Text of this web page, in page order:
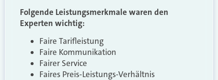
Folgende Leistungsmerkmale waren den
Experten wichtig:
Faire Tarifleistung
Faire Kommunikation
Fairer Service
Faires Preis-Leistungs-Verhältnis